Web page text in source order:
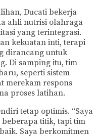
Ducati bekerja
ahli nutrisi olahraga
yang terintegrasi.
kekuatan inti, terapi
dirancang untuk
Di samping itu, tim
seperti sistem
merekam respons
proses latihan.
tetap optimis. “Saya
beberapa titik, tapi tim
Saya berkomitmen